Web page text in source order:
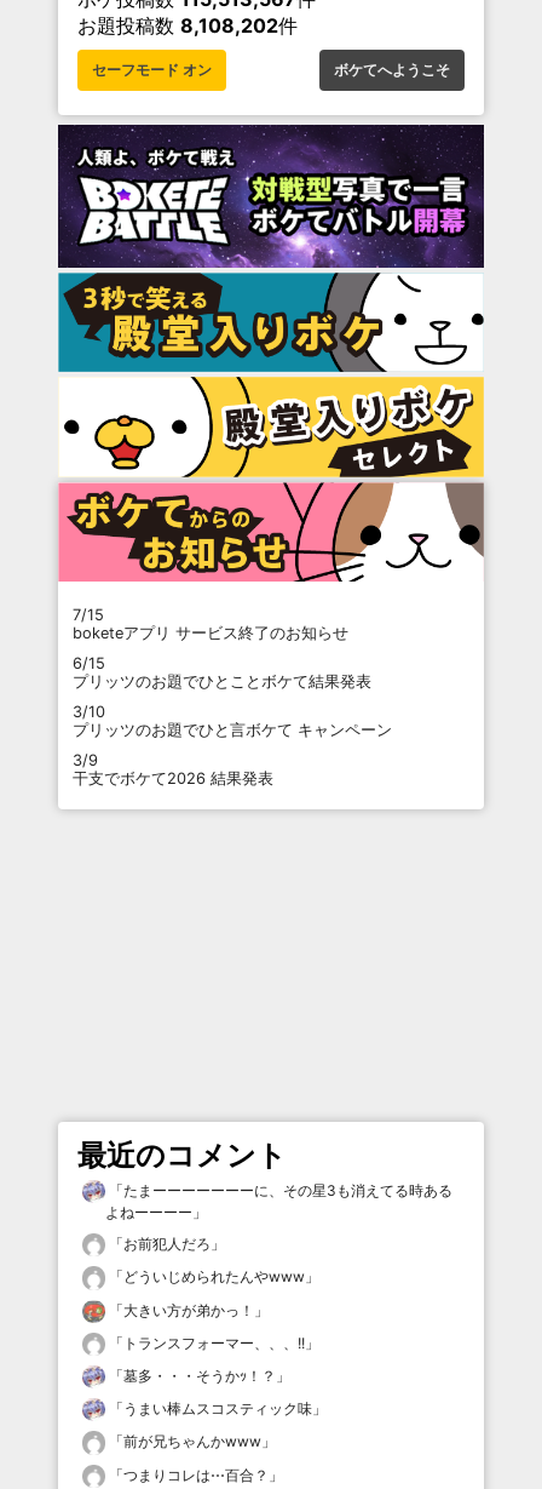
お題投稿数 8,108,202件
セーフモード オン ボケてへようこそ
7/15
boketeアプリ サービス終了のお知らせ
6/15
プリッツのお題でひとことボケて結果発表
3/10
プリッツのお題でひと言ボケて キャンペーン
3/9
干支でボケて2026 結果発表
最近のコメント
「たまーーーーーーーに、その星3も消えてる時ある
よねーーーー 」
「お前犯人だろ 」
「 どういじめられたんやwww 」
「大きい方が弟かっ！ 」
「 トランスフォーマー、、、!! 」
「墓多・・・そうかｯ！？ 」
「 うまい棒ムスコスティック味 」
「前が兄ちゃんかwww 」
「つまりコレは⋯百合？ 」